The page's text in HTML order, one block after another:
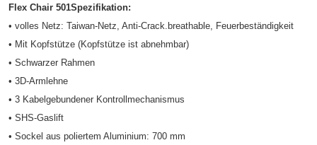
Flex Chair 501Spezifikation:
• volles Netz: Taiwan-Netz, Anti-Crack.breathable, Feuerbeständigkeit
• Mit Kopfstütze (Kopfstütze ist abnehmbar)
• Schwarzer Rahmen
• 3D-Armlehne
• 3 Kabelgebundener Kontrollmechanismus
• SHS-Gaslift
• Sockel aus poliertem Aluminium: 700 mm